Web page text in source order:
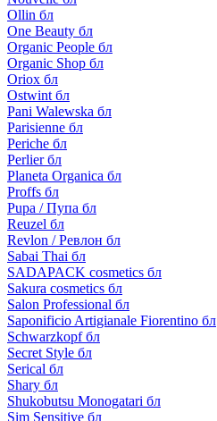
Ollin бл
One Beauty бл
Organic People бл
Organic Shop бл
Oriox бл
Ostwint бл
Pani Walewska бл
Parisienne бл
Periche бл
Perlier бл
Planeta Organica бл
Proffs бл
Pupa / Пупа бл
Reuzel бл
Revlon / Ревлон бл
Sabai Thai бл
SADAPACK cosmetics бл
Sakura cosmetics бл
Salon Professional бл
Saponificio Artigianale Fiorentino бл
Schwarzkopf бл
Secret Style бл
Serical бл
Shary бл
Shukobutsu Monogatari бл
Sim Sensitive бл